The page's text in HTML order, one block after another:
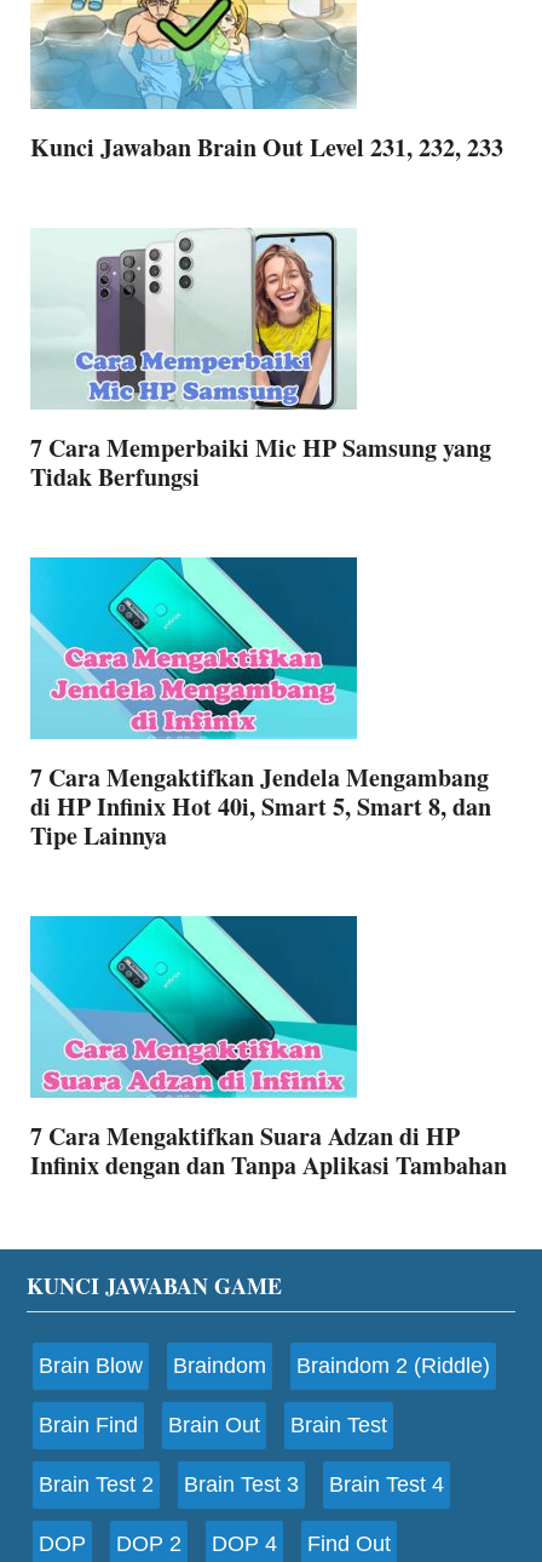
Kunci Jawaban Brain Out Level 231, 232, 233
7 Cara Memperbaiki Mic HP Samsung yang
Tidak Berfungsi
7 Cara Mengaktifkan Jendela Mengambang
di HP Infinix Hot 40i, Smart 5, Smart 8, dan
Tipe Lainnya
7 Cara Mengaktifkan Suara Adzan di HP
Infinix dengan dan Tanpa Aplikasi Tambahan
Footer
KUNCI JAWABAN GAME
Brain Blow Braindom Braindom 2 (Riddle)
Brain Find Brain Out Brain Test
Brain Test 2 Brain Test 3 Brain Test 4
DOP DOP 2 DOP 4 Find Out